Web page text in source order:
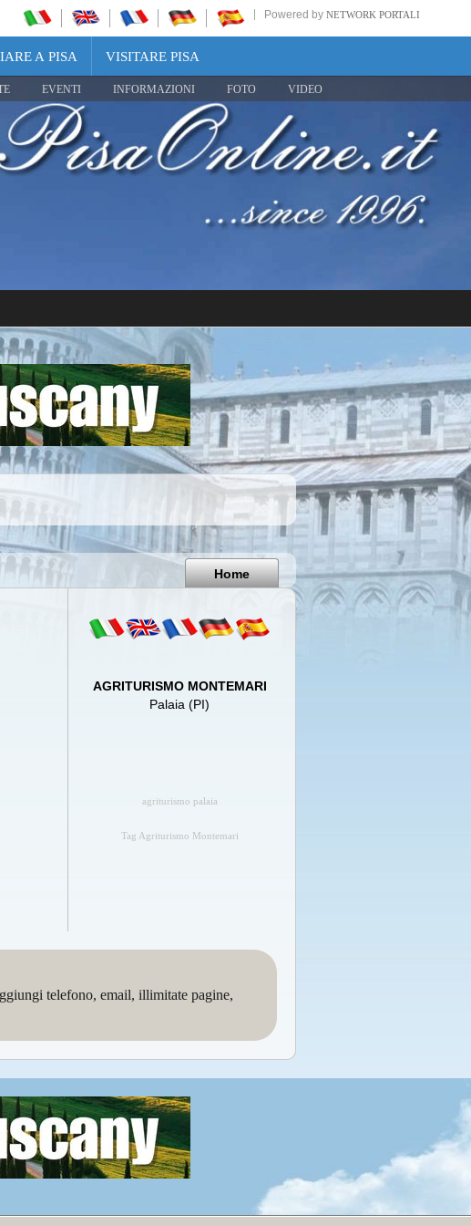
Powered by NETWORK PORTALI
A PISA VISITARE PISA
EVENTI INFORMAZIONI FOTO VIDEO
Share
Pisa
Italy
Home
AGRITURISMO MONTEMARI
Palaia (PI)
agriturismo palaia
Tag Agriturismo Montemari
telefono, email, illimitate pagine,